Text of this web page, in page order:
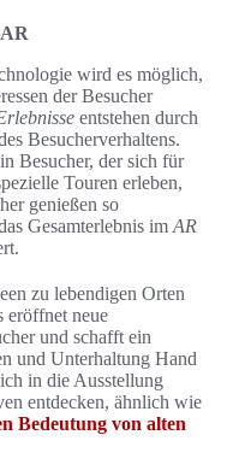
wird es möglich,
der Besucher
entstehen durch
Besucherverhaltens.
Besucher, der sich für
Touren erleben,
genießen so
Gesamterlebnis im AR
zu lebendigen Orten
eröffnet neue
und schafft ein
und Unterhaltung Hand
in die Ausstellung
entdecken, ähnlich wie
Bedeutung von alten